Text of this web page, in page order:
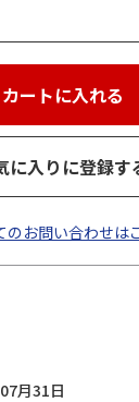
カートに入れる
に入りに登録す
のお問い合わせは
月31日